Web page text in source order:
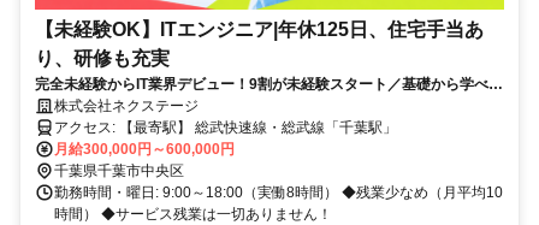
【未経験OK】ITエンジニア|年休125日、住宅手当あ
り、研修も充実
完全未経験からIT業界デビュー！9割が未経験スタート／基礎から学べる
研修充実／年間休日125日／残業少なめ
株式会社ネクステージ
アクセス: 【最寄駅】 総武快速線・総武線「千葉駅」
月給300,000円～600,000円
千葉県千葉市中央区
勤務時間・曜日: 9:00～18:00（実働8時間） ◆残業少なめ（月平均10
時間） ◆サービス残業は一切ありません！